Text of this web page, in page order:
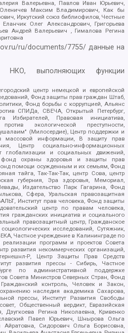
Валерьевна, Павлов Иван Юрьевич,
Оленичев Максим Владимирович, Как бы
Иркутский союз библиофилов, Честные
Олег Александрович, Григорьева
Андрей Валерьевич , Гималова Регина
ru/documents/7755/ данные на
НКО, выполняющих функции
центр немецкой и европейской
Фонд защиты прав граждан Штаб,
Фонд борьбы с коррупцией, Альянс
СПИДа, СВЕЧА, Открытый Петербург,
Избирателей, Правовая инициатива,
экологической преступности,
(Милосердие), Центр поддержки и
массовой информации, В защиту прав
Центр социально-информационных
глобализации и социальных движений,
фонд охраны здоровья и защиты прав
помощи осужденным и их семьям, Фонд
тайга, Так-Так-Так, центр Сова, центр
губерния, Эра здоровья, Мемориал,
Издательство Парк Гагарина, Фонд
Сфера, Уральская правозащитная
Институт прав человека, Фонд защиты
центр по правам человека,
гражданских инициатив и социального
правозащитный центр, Гражданское
исследований, Сутяжник,
Частное учреждение в Калининграде по
реализации программ и проектов Совета
развития некоммерческих организаций,
Р, Центр Защиты Прав Средств
развития прессы - Сибирь, Частное
по административной поддержке
Совета Министров Северных Стран, Фонд
контроль, Человек и Закон,
наследия академика Сахарова,
прессы, Институт Развития Свободы
Общественный вердикт, Евразийская
Дзугкоева Регина Николаевна, Кривенко
Павел Юрьевич, Шнырова Ольга
Сидорович Ольга Борисовна,